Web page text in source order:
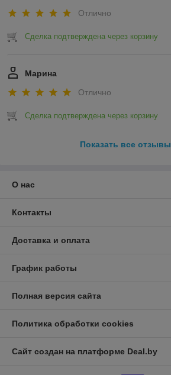
Отлично
Сделка подтверждена через корзину
Марина
Отлично
Сделка подтверждена через корзину
Показать все отзывы
О нас
Контакты
Доставка и оплата
График работы
Полная версия сайта
Политика обработки cookies
Сайт создан на платформе Deal.by